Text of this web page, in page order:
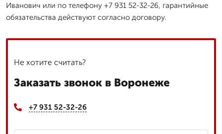
Иванович или по телефону +7 931 52-32-26, гарантийные
обязательства действуют согласно договору.
Не хотите считать?
Заказать звонок в Воронеже
+7 931 52-32-26